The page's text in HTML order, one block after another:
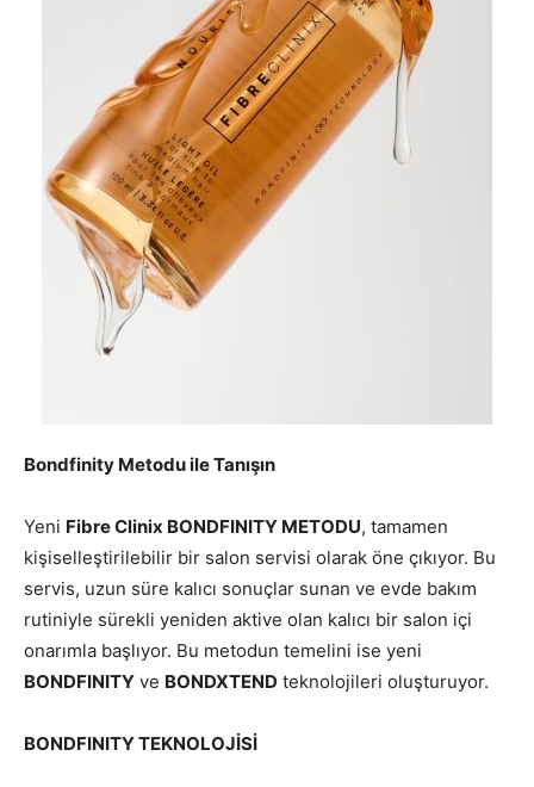
Bondfinity Metodu ile Tanışın
Yeni Fibre Clinix BONDFINITY METODU, tamamen
kişiselleştirilebilir bir salon servisi olarak öne çıkıyor. Bu
servis, uzun süre kalıcı sonuçlar sunan ve evde bakım
rutiniyle sürekli yeniden aktive olan kalıcı bir salon içi
onarımla başlıyor. Bu metodun temelini ise yeni
BONDFINITY ve BONDXTEND teknolojileri oluşturuyor.
BONDFINITY TEKNOLOJİSİ